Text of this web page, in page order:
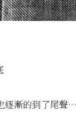
逐漸的到了尾聲…